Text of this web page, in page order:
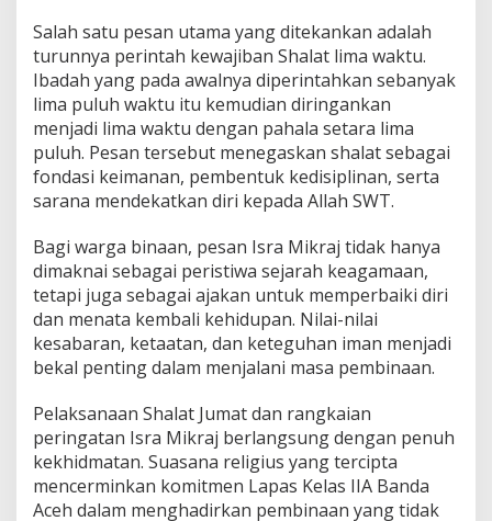
n
Salah satu pesan utama yang ditekankan adalah
turunnya perintah kewajiban Shalat lima waktu.
Ibadah yang pada awalnya diperintahkan sebanyak
lima puluh waktu itu kemudian diringankan
menjadi lima waktu dengan pahala setara lima
puluh. Pesan tersebut menegaskan shalat sebagai
fondasi keimanan, pembentuk kedisiplinan, serta
sarana mendekatkan diri kepada Allah SWT.
Bagi warga binaan, pesan Isra Mikraj tidak hanya
dimaknai sebagai peristiwa sejarah keagamaan,
tetapi juga sebagai ajakan untuk memperbaiki diri
dan menata kembali kehidupan. Nilai-nilai
kesabaran, ketaatan, dan keteguhan iman menjadi
bekal penting dalam menjalani masa pembinaan.
Pelaksanaan Shalat Jumat dan rangkaian
peringatan Isra Mikraj berlangsung dengan penuh
kekhidmatan. Suasana religius yang tercipta
mencerminkan komitmen Lapas Kelas IIA Banda
Aceh dalam menghadirkan pembinaan yang tidak